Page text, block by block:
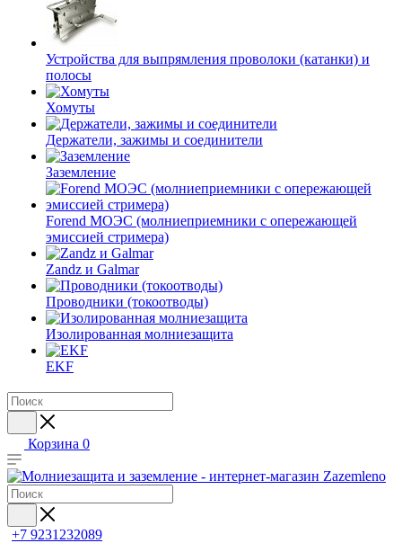
Устройства для выпрямления проволоки (катанки) и
полосы
Хомуты
Держатели, зажимы и соединители
Заземление
Forend МОЭС (молниеприемники с опережающей
эмиссией стримера)
Zandz и Galmar
Проводники (токоотводы)
Изолированная молниезащита
EKF
Корзина 0
+7 9231232089